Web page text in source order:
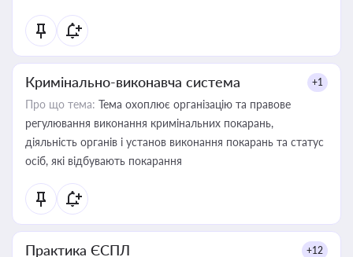
Кримінально-виконавча система +1
Про що тема: Тема охоплює організацію та правове
регулювання виконання кримінальних покарань,
діяльність органів і установ виконання покарань та статус
осіб, які відбувають покарання
Практика ЄСПЛ +12